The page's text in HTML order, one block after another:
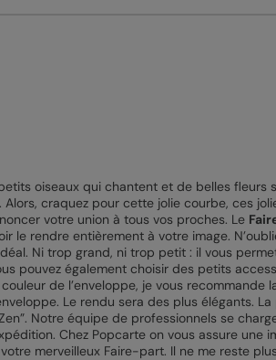
oiseaux qui chantent et de belles fleurs
craquez pour cette jolie courbe, ces
votre union à tous vos proches. Le
le rendre entièrement à votre image.
Ni trop grand, ni trop petit : il vous
pouvez également choisir des petits
de l’enveloppe, je vous recommande
Le rendu sera des plus élégants.
Notre équipe de professionnels se
Chez Popcarte on vous assure une
merveilleux Faire-part. Il ne me reste